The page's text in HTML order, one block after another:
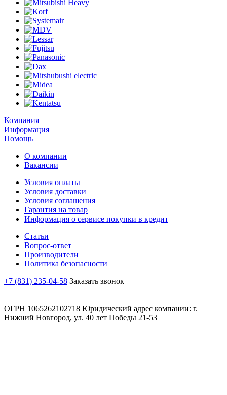
Компания
Информация
Помощь
О компании
Вакансии
Условия оплаты
Условия доставки
Условия соглашения
Гарантия на товар
Информация о сервисе покупки в кредит
Статьи
Вопрос-ответ
Производители
Политика безопасности
+7 (831) 235-04-58 Заказать звонок
ОГРН 1065262102718 Юридический адрес компании: г.
Нижний Новгород, ул. 40 лет Победы 21-53